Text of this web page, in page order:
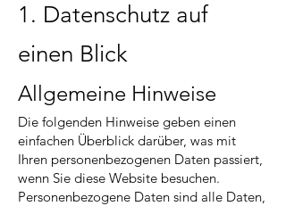
1. Datenschutz auf
einen Blick
Allgemeine Hinweise
Die folgenden Hinweise geben einen
einfachen Überblick darüber, was mit
Ihren personenbezogenen Daten passiert,
wenn Sie diese Website besuchen.
Personenbezogene Daten sind alle Daten,